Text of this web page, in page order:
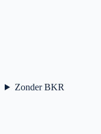
Zonder BKR